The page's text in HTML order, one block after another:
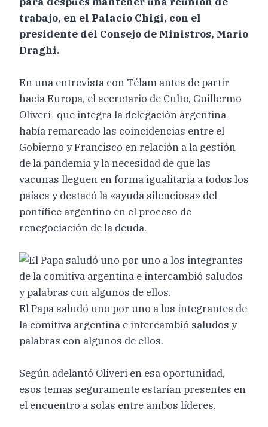
trabajo, en el Palacio Chigi, con el
presidente del Consejo de Ministros, Mario
Draghi.
En una entrevista con Télam antes de partir
hacia Europa, el secretario de Culto, Guillermo
Oliveri -que integra la delegación argentina-
había remarcado las coincidencias entre el
Gobierno y Francisco en relación a la gestión
de la pandemia y la necesidad de que las
vacunas lleguen en forma igualitaria a todos los
países y destacó la «ayuda silenciosa» del
pontífice argentino en el proceso de
renegociación de la deuda.
El Papa saludó uno por uno a los integrantes de
la comitiva argentina e intercambió saludos y
palabras con algunos de ellos.
Según adelantó Oliveri en esa oportunidad,
esos temas seguramente estarían presentes en
el encuentro a solas entre ambos líderes.